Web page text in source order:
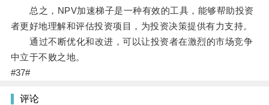
总之，NPV加速梯子是一种有效的工具，能够帮助投资
者更好地理解和评估投资项目，为投资决策提供有力支持。
通过不断优化和改进，可以让投资者在激烈的市场竞争
中立于不败之地。
#37#
评论